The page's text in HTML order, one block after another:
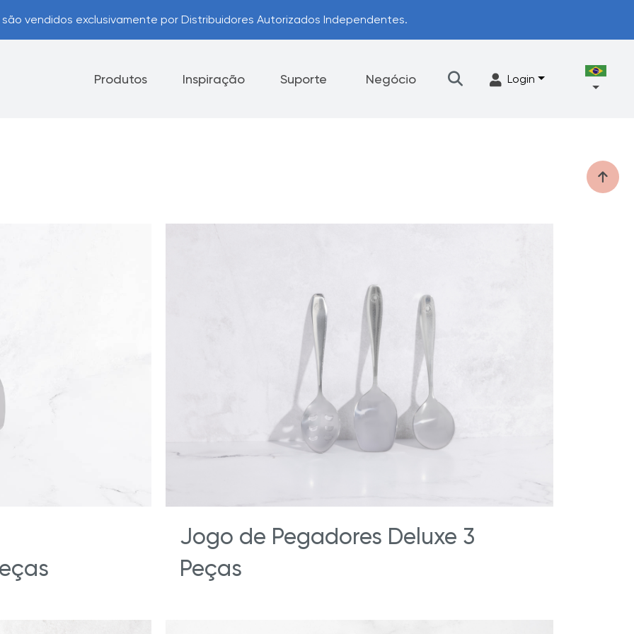
vendidos exclusivamente por Distribuidores Autorizados Independentes.
Produtos
Prestige Panelas de Pressão Royal Prestige Royal Prestige
Inspiração Suporte
Opções de Pagamento Programa de Upgrade
Negócio
a Hy Cite é uma referência
diretas?
Login
Jogo de Pegadores Deluxe 3
Peças